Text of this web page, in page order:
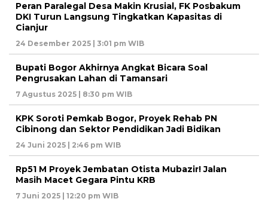
Peran Paralegal Desa Makin Krusial, FK Posbakum
DKI Turun Langsung Tingkatkan Kapasitas di
Cianjur
24 Desember 2025 | 3:01 pm WIB
Bupati Bogor Akhirnya Angkat Bicara Soal
Pengrusakan Lahan di Tamansari
7 Agustus 2025 | 8:30 pm WIB
KPK Soroti Pemkab Bogor, Proyek Rehab PN
Cibinong dan Sektor Pendidikan Jadi Bidikan
24 Juni 2025 | 2:46 pm WIB
Rp51 M Proyek Jembatan Otista Mubazir! Jalan
Masih Macet Gegara Pintu KRB
7 Juni 2025 | 12:20 pm WIB